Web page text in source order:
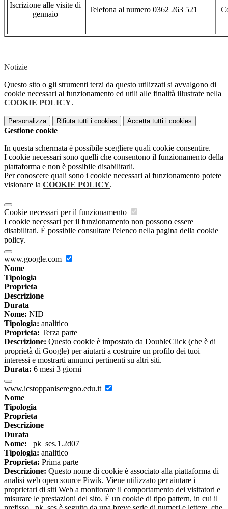
Iscrizione alle visite di
gennaio
Telefona al numero 0362 263 521
Notizie
Questo sito o gli strumenti terzi da questo utilizzati si avvalgono di
cookie necessari al funzionamento ed utili alle finalità illustrate nella
COOKIE POLICY.
Personalizza Rifiuta tutti i cookies Accetta tutti i cookies
Gestione cookie
In questa schermata è possibile scegliere quali cookie consentire.
I cookie necessari sono quelli che consentono il funzionamento della
piattaforma e non è possibile disabilitarli.
Per conoscere quali sono i cookie necessari al funzionamento potete
visionare la COOKIE POLICY.
Cookie necessari per il funzionamento
I cookie necessari per il funzionamento non possono essere
disabilitati. È possibile consultare l'elenco nella pagina della cookie
policy.
www.google.com
Nome
Tipologia
Proprieta
Descrizione
Durata
Nome: NID
Tipologia: analitico
Proprieta: Terza parte
Descrizione: Questo cookie è impostato da DoubleClick (che è di
proprietà di Google) per aiutarti a costruire un profilo dei tuoi
interessi e mostrarti annunci pertinenti su altri siti.
Durata: 6 mesi 3 giorni
www.icstoppaniseregno.edu.it
Nome
Tipologia
Proprieta
Descrizione
Durata
Nome: _pk_ses.1.2d07
Tipologia: analitico
Proprieta: Prima parte
Descrizione: Questo nome di cookie è associato alla piattaforma di
analisi web open source Piwik. Viene utilizzato per aiutare i
proprietari di siti Web a monitorare il comportamento dei visitatori e
misurare le prestazioni del sito. È un cookie di tipo pattern, in cui il